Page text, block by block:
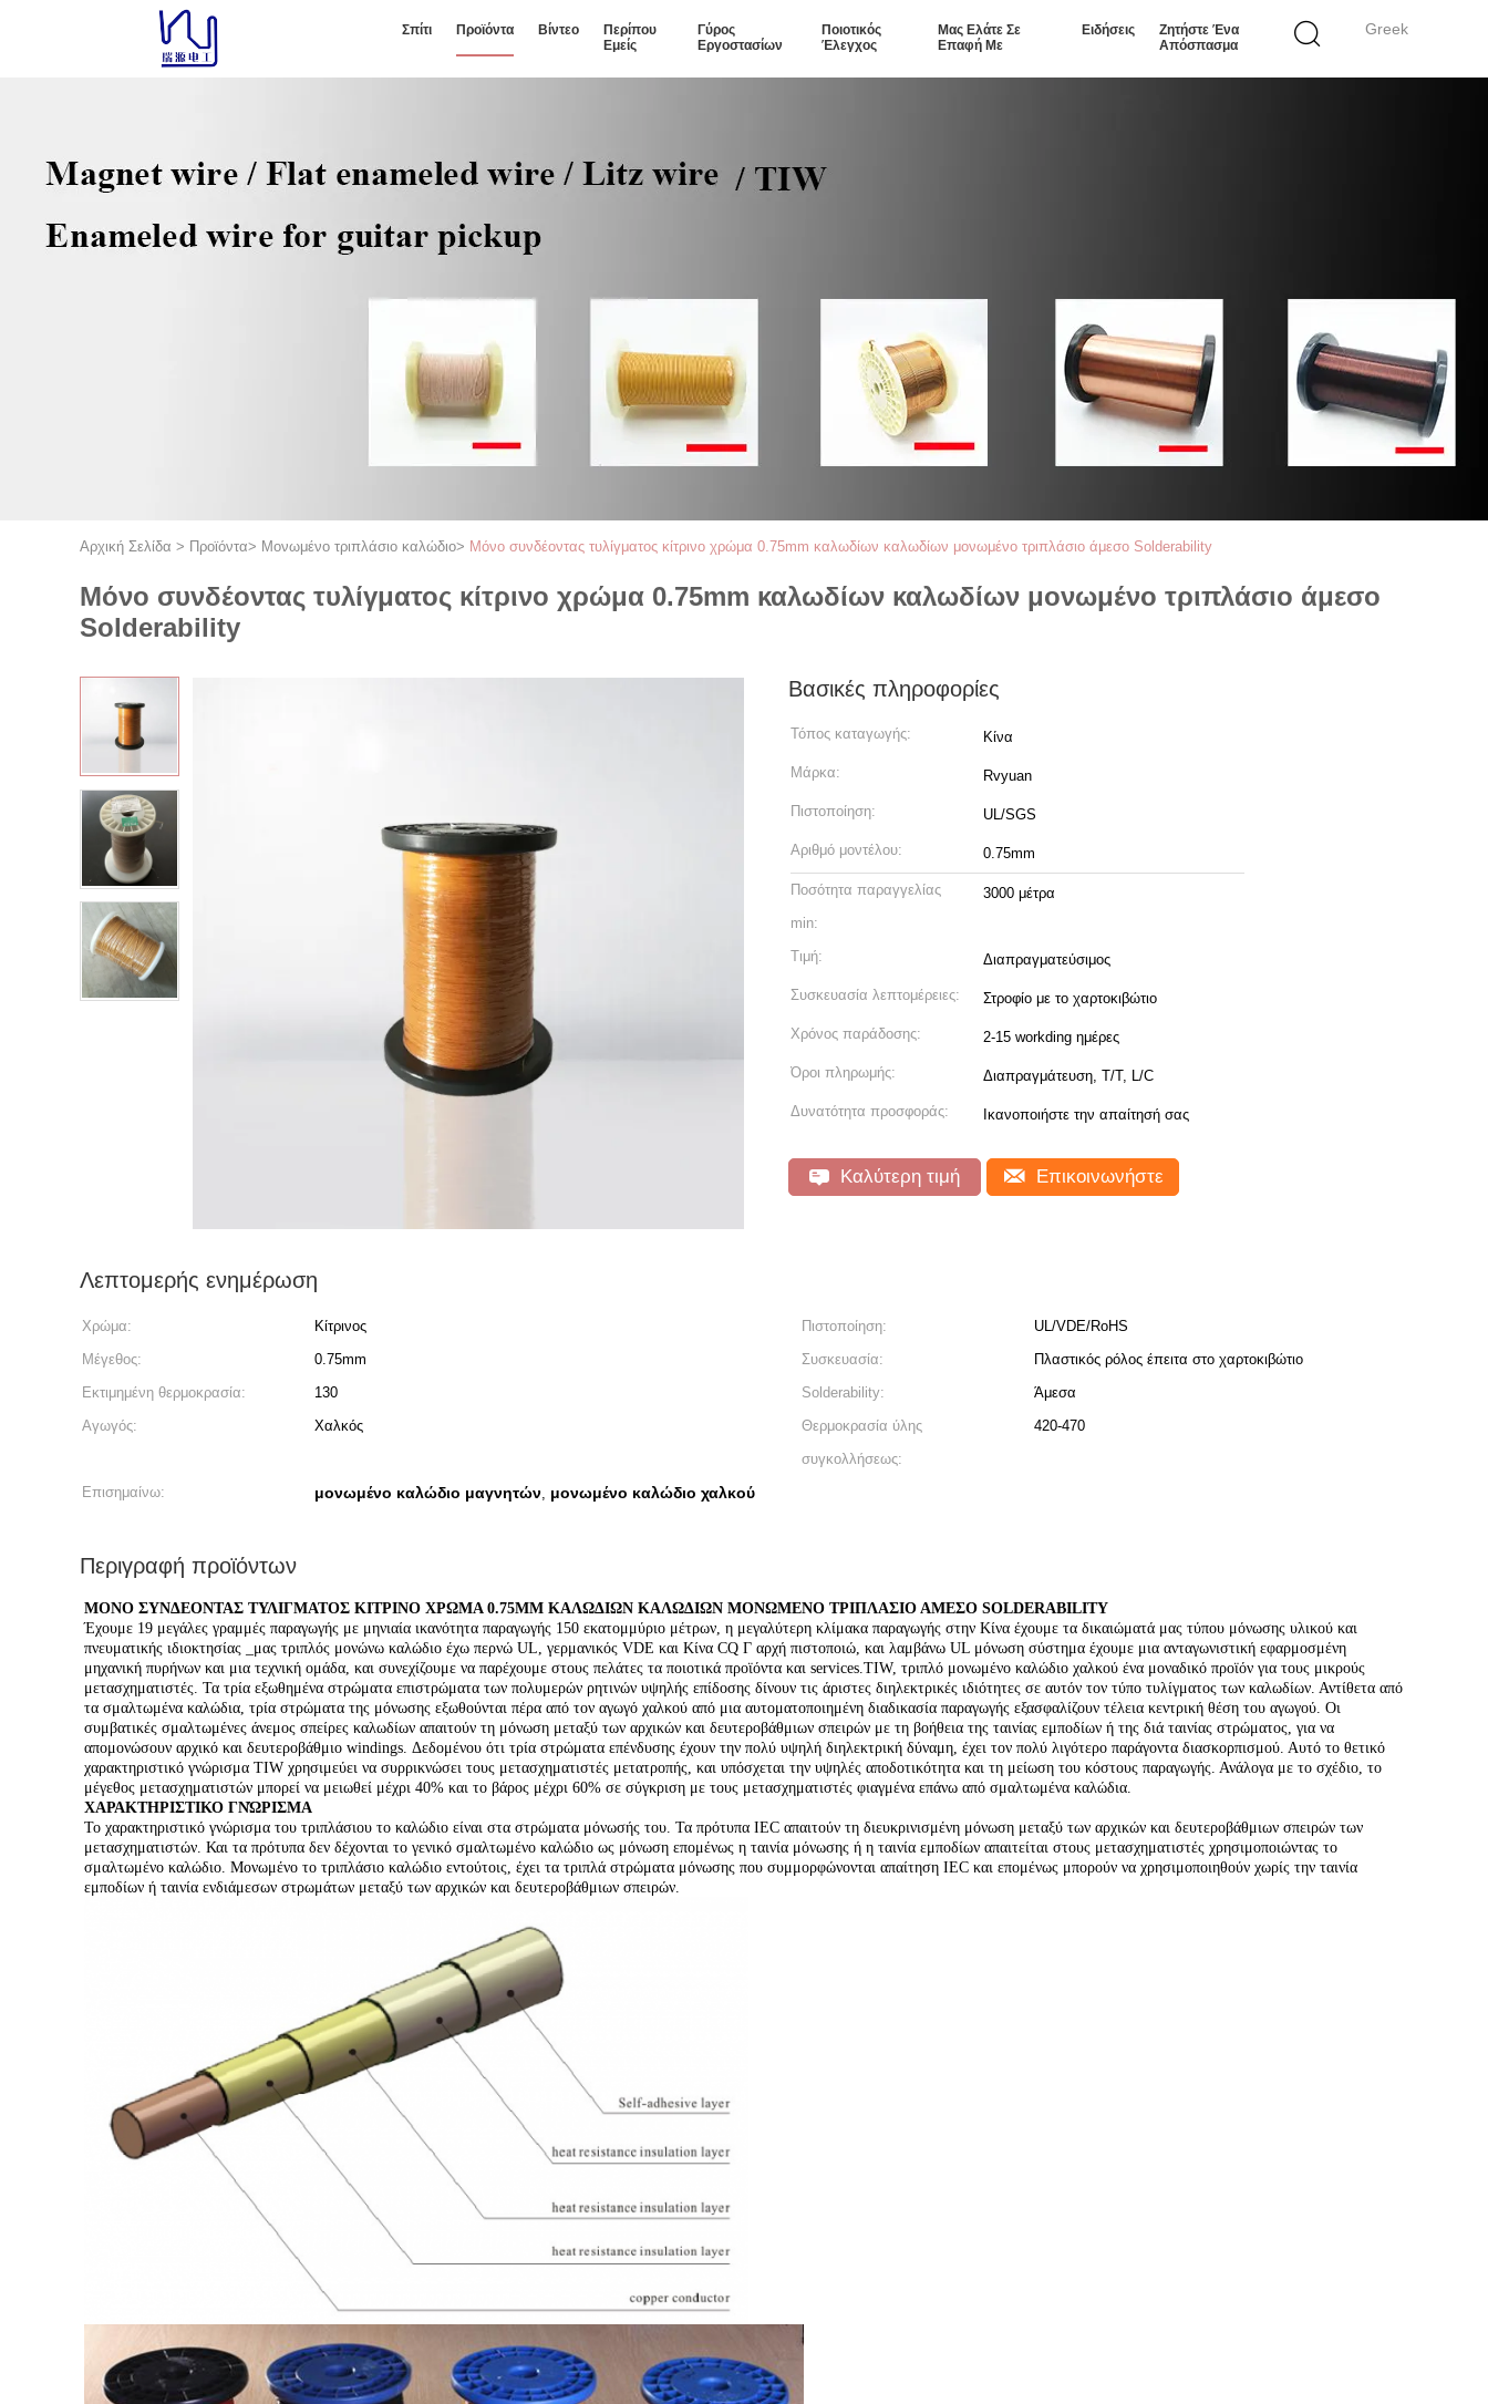
Greek
Σπίτι Προϊόντα Βίντεο
Περίπου
Εμείς
Γύρος
Εργοστασίων
Ποιοτικός
Έλεγχος
Μας Ελάτε Σε
Επαφή Με
Ειδήσεις
Ζητήστε Ένα
Απόσπασμα
Αρχική Σελίδα > Προϊόντα> Μονωμένο τριπλάσιο καλώδιο> Μόνο συνδέοντας τυλίγματος κίτρινο χρώμα 0.75mm καλωδίων καλωδίων μονωμένο τριπλάσιο άμεσο Solderability
Μόνο συνδέοντας τυλίγματος κίτρινο χρώμα 0.75mm καλωδίων καλωδίων μονωμένο τριπλάσιο άμεσο
Solderability
Βασικές πληροφορίες
Τόπος καταγωγής: Κίνα
Μάρκα: Rvyuan
Πιστοποίηση: UL/SGS
Αριθμό μοντέλου: 0.75mm
Ποσότητα παραγγελίας
min:
3000 μέτρα
Τιμή: Διαπραγματεύσιμος
Συσκευασία λεπτομέρειες: Στροφίο με το χαρτοκιβώτιο
Χρόνος παράδοσης: 2-15 workding ημέρες
Όροι πληρωμής: Διαπραγμάτευση, T/T, L/C
Δυνατότητα προσφοράς: Ικανοποιήστε την απαίτησή σας
Καλύτερη τιμή Επικοινωνήστε
Λεπτομερής ενημέρωση
Χρώμα: Κίτρινος Πιστοποίηση:
UL/VDE/RoHS
Μέγεθος:
0.75mm Συσκευασία:
Πλαστικός ρόλος έπειτα στο χαρτοκιβώτιο
Εκτιμημένη θερμοκρασία:
130 Solderability:
Άμεσα
Αγωγός:
Χαλκός
Θερμοκρασία ύλης
συγκολλήσεως:
420-470
Επισημαίνω: μονωμένο καλώδιο μαγνητών, μονωμένο καλώδιο χαλκού
Περιγραφή προϊόντων
ΜΟΝΟ ΣΥΝΔΕΟΝΤΑΣ ΤΥΛΙΓΜΑΤΟΣ ΚΙΤΡΙΝΟ ΧΡΩΜΑ 0.75MM ΚΑΛΩΔΙΩΝ ΚΑΛΩΔΙΩΝ ΜΟΝΩΜΕΝΟ ΤΡΙΠΛΑΣΙΟ ΑΜΕΣΟ SOLDERABILITY
Έχουμε 19 μεγάλες γραμμές παραγωγής με μηνιαία ικανότητα παραγωγής 150 εκατομμύριο μέτρων, η μεγαλύτερη κλίμακα παραγωγής στην Κίνα έχουμε τα δικαιώματά μας τύπου μόνωσης υλικού και
πνευματικής ιδιοκτησίας _μας τριπλός μονώνω καλώδιο έχω περνώ UL, γερμανικός VDE και Κίνα CQ Γ αρχή πιστοποιώ, και λαμβάνω UL μόνωση σύστημα έχουμε μια ανταγωνιστική εφαρμοσμένη
μηχανική πυρήνων και μια τεχνική ομάδα, και συνεχίζουμε να παρέχουμε στους πελάτες τα ποιοτικά προϊόντα και services.TIW, τριπλό μονωμένο καλώδιο χαλκού ένα μοναδικό προϊόν για τους μικρούς
μετασχηματιστές. Τα τρία εξωθημένα στρώματα επιστρώματα των πολυμερών ρητινών υψηλής επίδοσης δίνουν τις άριστες διηλεκτρικές ιδιότητες σε αυτόν τον τύπο τυλίγματος των καλωδίων. Αντίθετα από
τα σμαλτωμένα καλώδια, τρία στρώματα της μόνωσης εξωθούνται πέρα από τον αγωγό χαλκού από μια αυτοματοποιημένη διαδικασία παραγωγής εξασφαλίζουν τέλεια κεντρική θέση του αγωγού. Οι
συμβατικές σμαλτωμένες άνεμος σπείρες καλωδίων απαιτούν τη μόνωση μεταξύ των αρχικών και δευτεροβάθμιων σπειρών με τη βοήθεια της ταινίας εμποδίων ή της διά ταινίας στρώματος, για να
απομονώσουν αρχικό και δευτεροβάθμιο windings. Δεδομένου ότι τρία στρώματα επένδυσης έχουν την πολύ υψηλή διηλεκτρική δύναμη, έχει τον πολύ λιγότερο παράγοντα διασκορπισμού. Αυτό το θετικό
χαρακτηριστικό γνώρισμα TIW χρησιμεύει να συρρικνώσει τους μετασχηματιστές μετατροπής, και υπόσχεται την υψηλές αποδοτικότητα και τη μείωση του κόστους παραγωγής. Ανάλογα με το σχέδιο, το
μέγεθος μετασχηματιστών μπορεί να μειωθεί μέχρι 40% και το βάρος μέχρι 60% σε σύγκριση με τους μετασχηματιστές φιαγμένα επάνω από σμαλτωμένα καλώδια.
ΧΑΡΑΚΤΗΡΙΣΤΙΚΟ ΓΝΏΡΙΣΜΑ
Το χαρακτηριστικό γνώρισμα του τριπλάσιου το καλώδιο είναι στα στρώματα μόνωσής του. Τα πρότυπα IEC απαιτούν τη διευκρινισμένη μόνωση μεταξύ των αρχικών και δευτεροβάθμιων σπειρών των
μετασχηματιστών. Και τα πρότυπα δεν δέχονται το γενικό σμαλτωμένο καλώδιο ως μόνωση επομένως η ταινία μόνωσης ή η ταινία εμποδίων απαιτείται στους μετασχηματιστές χρησιμοποιώντας το
σμαλτωμένο καλώδιο. Μονωμένο το τριπλάσιο καλώδιο εντούτοις, έχει τα τριπλά στρώματα μόνωσης που συμμορφώνονται απαίτηση IEC και επομένως μπορούν να χρησιμοποιηθούν χωρίς την ταινία
εμποδίων ή ταινία ενδιάμεσων στρωμάτων μεταξύ των αρχικών και δευτεροβάθμιων σπειρών.